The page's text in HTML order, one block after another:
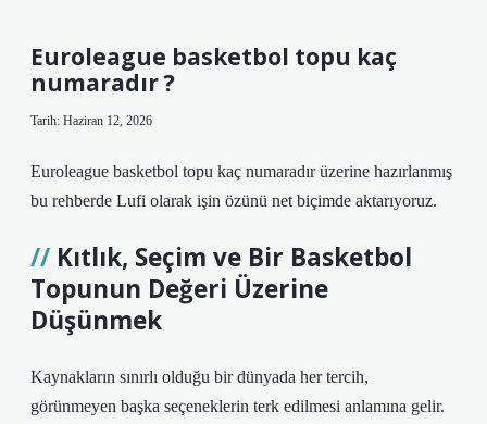
Euroleague basketbol topu kaç
numaradır ?
Tarih: Haziran 12, 2026
Euroleague basketbol topu kaç numaradır üzerine hazırlanmış
bu rehberde Lufi olarak işin özünü net biçimde aktarıyoruz.
Kıtlık, Seçim ve Bir Basketbol
Topunun Değeri Üzerine
Düşünmek
Kaynakların sınırlı olduğu bir dünyada her tercih,
görünmeyen başka seçeneklerin terk edilmesi anlamına gelir.